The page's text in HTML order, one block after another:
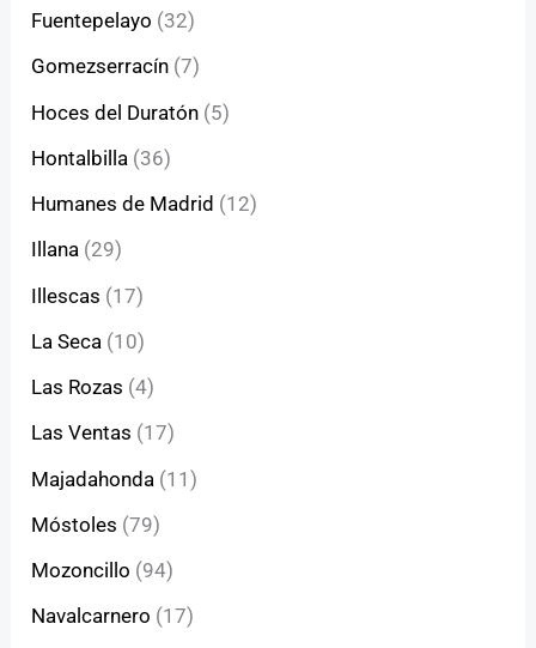
Fuentepelayo (32)
Gomezserracín (7)
Hoces del Duratón (5)
Hontalbilla (36)
Humanes de Madrid (12)
Illana (29)
Illescas (17)
La Seca (10)
Las Rozas (4)
Las Ventas (17)
Majadahonda (11)
Móstoles (79)
Mozoncillo (94)
Navalcarnero (17)